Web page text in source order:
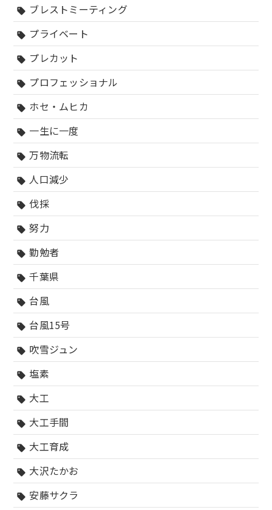
sell ブレストミーティング
sell プライベート
sell プレカット
sell プロフェッショナル
sell ホセ・ムヒカ
sell 一生に一度
sell 万物流転
sell 人口減少
sell 伐採
sell 努力
sell 勤勉者
sell 千葉県
sell 台風
sell 台風15号
sell 吹雪ジュン
sell 塩素
sell 大工
sell 大工手間
sell 大工育成
sell 大沢たかお
sell 安藤サクラ